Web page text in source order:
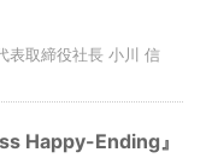
表取締役社長 小川 信
Happy-Ending』